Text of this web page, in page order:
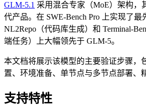
GLM-5.1 采用混合专家（MoE）架构，
代产品。在 SWE-Bench Pro 上实现了
NL2Repo（代码库生成）和 Terminal-
端任务）上大幅领先于 GLM-5。
本文档将展示该模型的主要验证步骤，
置、环境准备、单节点与多节点部署、
支持特性